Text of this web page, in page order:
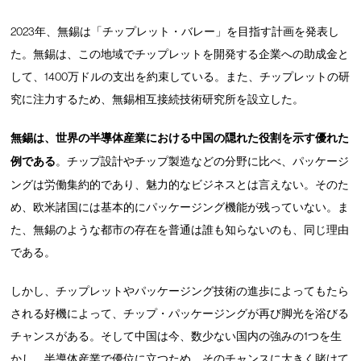
2023年、無錫は「チップレット・バレー」を目指す計画を発表し
た。無錫は、この地域でチップレットを開発する企業への助成金と
して、1400万ドルの支出を約束している。また、チップレットの研
究に注力するため、無錫相互接続技術研究所を設立した。
無錫は、世界の半導体産業における中国の隠れた役割を示す優れた
例である。チップ設計やチップ製造などの分野に比べ、パッケージ
ングは労働集約的であり、魅力的なビジネスとは言えない。そのた
め、欧米諸国には基本的にパッケージング機能が残っていない。ま
た、無錫のような都市の存在を普通は誰も知らないのも、同じ理由
である。
しかし、チップレットやパッケージング技術の進歩によってもたら
される好機によって、チップ・パッケージングが再び脚光を浴びる
チャンスがある。そして中国は今、数少ない国内の強みの1つを生